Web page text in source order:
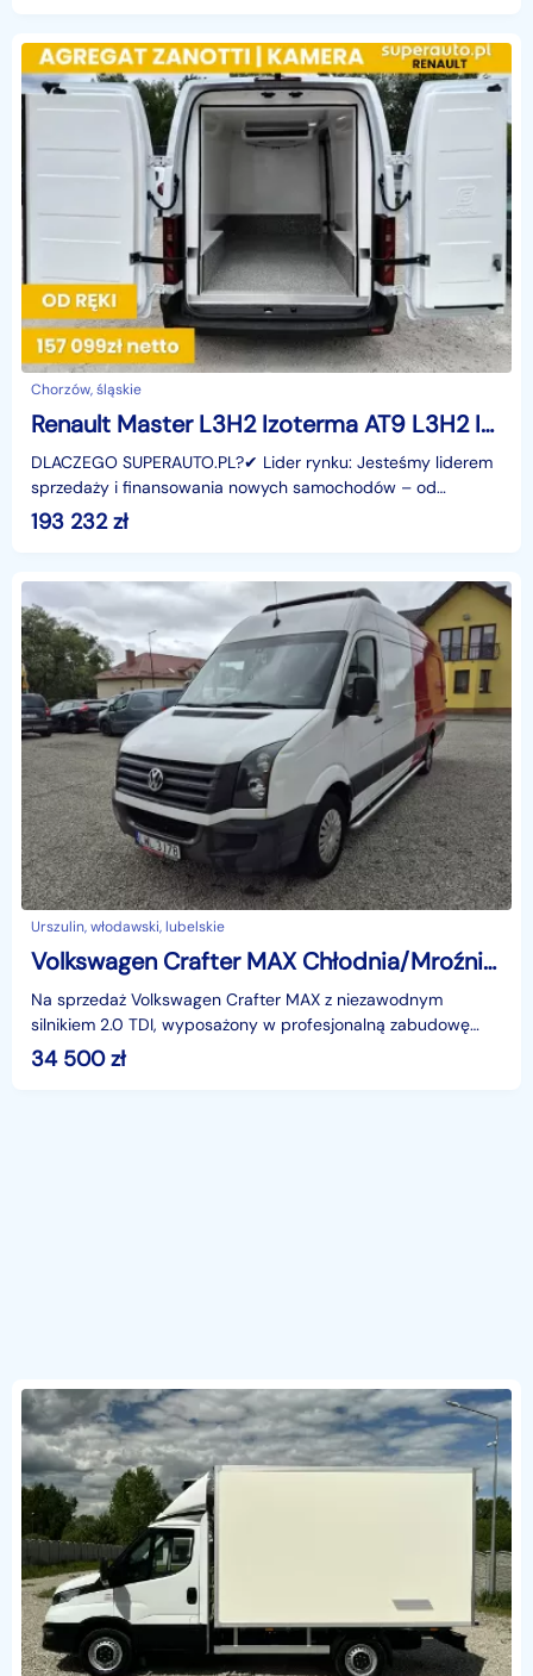
Chorzów, śląskie
Renault Master L3H2 Izoterma AT9 L3H2 Izoterma AT9 2.0 170KM
DLACZEGO SUPERAUTO.PL?✔ Lider rynku: Jesteśmy liderem
sprzedaży i finansowania nowych samochodów – od
osobowych, przez dostawcze, po segment premium.✔
Zaufanie
193 232zł
Urszulin, włodawski, lubelskie
Volkswagen Crafter MAX Chłodnia/Mroźnia 2.0 TDI Klimatyzacja 2014 rok zadbany
Na sprzedaż Volkswagen Crafter MAX z niezawodnym
silnikiem 2.0 TDI, wyposażony w profesjonalną zabudowę
chłodniczą z agregatem Carrier Transicold. Samochód idea
34 500zł